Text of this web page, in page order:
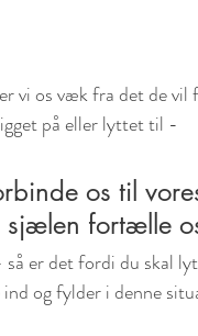
vi os væk fra det de vil
på eller lyttet til -
os til
fortælle
er det fordi du skal
og fylder i denne